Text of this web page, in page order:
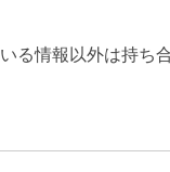
る情報以外は持ち